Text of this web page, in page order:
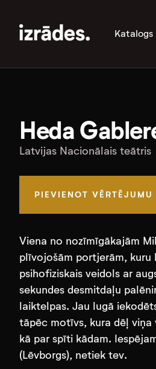
Katalogs
Heda
Latvijas Nacionālais teātris
PIEVIENOT VĒRTĒJUMU
Viena no nozīmīgākajām
plīvojošām portjerām, kuru
psihofiziskais veidols ar
sekundes desmitdaļu
laiktelpas. Jau lugā
tāpēc motīvs, kura dēļ viņa
kā par spīti kādam.
(Lēvborgs), netiek tev.